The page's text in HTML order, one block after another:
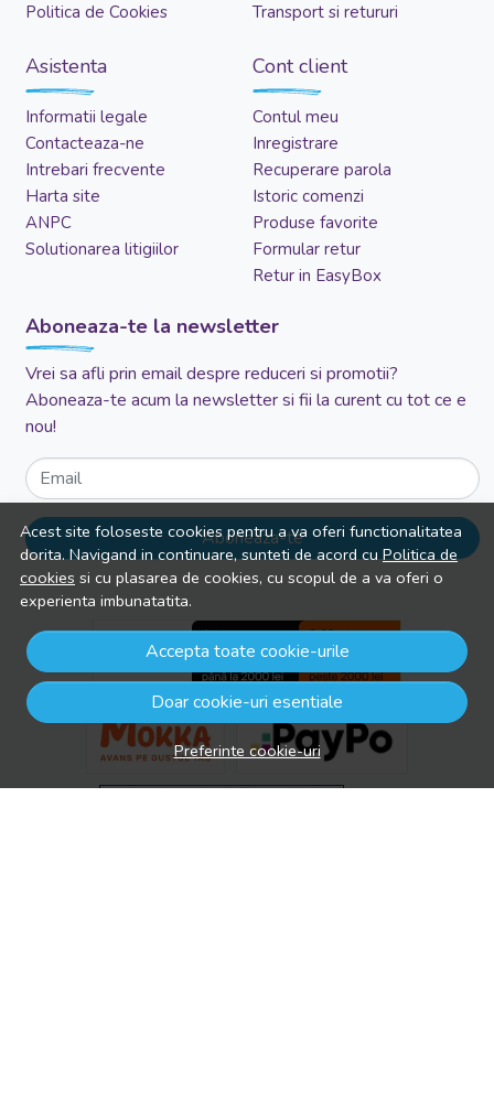
Acest site foloseste cookies pentru a va oferi functionalitatea
dorita. Navigand in continuare, sunteti de acord cuPolitica de
cookies si cu plasarea de cookies, cu scopul de a va oferi o
experienta imbunatatita.
Accepta toate cookie-urile
Doar cookie-uri esentiale
Preferinte cookie-uri
Politica de Cookies
Transport si retururi
Asistenta
Informatii legale
Contacteaza-ne
Intrebari frecvente
Harta site
ANPC
Solutionarea litigiilor
Cont client
Contul meu
Inregistrare
Recuperare parola
Istoric comenzi
Produse favorite
Formular retur
Retur in EasyBox
Aboneaza-te la newsletter
Vrei sa afli prin email despre reduceri si promotii?
Aboneaza-te acum la newsletter si fii la curent cu tot ce e
nou!
Email
Aboneaza-te